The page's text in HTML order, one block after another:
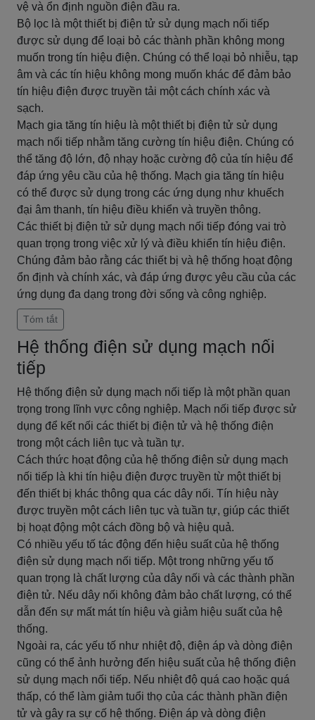
vệ và ổn định nguồn điện đầu ra.
Bộ lọc là một thiết bị điện tử sử dụng mạch nối tiếp
được sử dụng để loại bỏ các thành phần không mong
muốn trong tín hiệu điện. Chúng có thể loại bỏ nhiễu, tạp
âm và các tín hiệu không mong muốn khác để đảm bảo
tín hiệu điện được truyền tải một cách chính xác và
sạch.
Mạch gia tăng tín hiệu là một thiết bị điện tử sử dụng
mạch nối tiếp nhằm tăng cường tín hiệu điện. Chúng có
thể tăng độ lớn, độ nhạy hoặc cường độ của tín hiệu để
đáp ứng yêu cầu của hệ thống. Mạch gia tăng tín hiệu
có thể được sử dụng trong các ứng dụng như khuếch
đại âm thanh, tín hiệu điều khiển và truyền thông.
Các thiết bị điện tử sử dụng mạch nối tiếp đóng vai trò
quan trọng trong việc xử lý và điều khiển tín hiệu điện.
Chúng đảm bảo rằng các thiết bị và hệ thống hoạt động
ổn định và chính xác, và đáp ứng được yêu cầu của các
ứng dụng đa dạng trong đời sống và công nghiệp.
Tóm tắt
Hệ thống điện sử dụng mạch nối
tiếp
Hệ thống điện sử dụng mạch nối tiếp là một phần quan
trọng trong lĩnh vực công nghiệp. Mạch nối tiếp được sử
dụng để kết nối các thiết bị điện tử và hệ thống điện
trong một cách liên tục và tuần tự.
Cách thức hoạt động của hệ thống điện sử dụng mạch
nối tiếp là khi tín hiệu điện được truyền từ một thiết bị
đến thiết bị khác thông qua các dây nối. Tín hiệu này
được truyền một cách liên tục và tuần tự, giúp các thiết
bị hoạt động một cách đồng bộ và hiệu quả.
Có nhiều yếu tố tác động đến hiệu suất của hệ thống
điện sử dụng mạch nối tiếp. Một trong những yếu tố
quan trọng là chất lượng của dây nối và các thành phần
điện tử. Nếu dây nối không đảm bảo chất lượng, có thể
dẫn đến sự mất mát tín hiệu và giảm hiệu suất của hệ
thống.
Ngoài ra, các yếu tố như nhiệt độ, điện áp và dòng điện
cũng có thể ảnh hưởng đến hiệu suất của hệ thống điện
sử dụng mạch nối tiếp. Nếu nhiệt độ quá cao hoặc quá
thấp, có thể làm giảm tuổi thọ của các thành phần điện
tử và gây ra sự cố hệ thống. Điện áp và dòng điện